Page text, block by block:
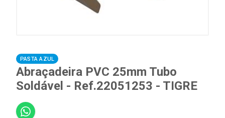
PASTA AZUL
Abraçadeira PVC 25mm Tubo
Soldável - Ref.22051253 - TIGRE